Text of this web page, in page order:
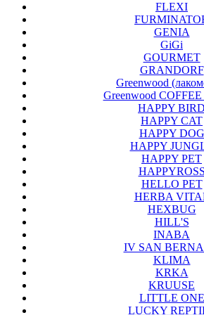
FLEXI
GENIA
GiGi
GOURMET
GRANDORF
Greenwood
Greenwood
HAPPY BIRD
HAPPY CAT
HAPPY DOG
HAPPY
HAPPY PET
HAPPYROSS
HELLO PET
HERBA
HEXBUG
HILL'S
INABA
IV SAN
KLIMA
KRKA
KRUUSE
LITTLE ONE
LUCKY